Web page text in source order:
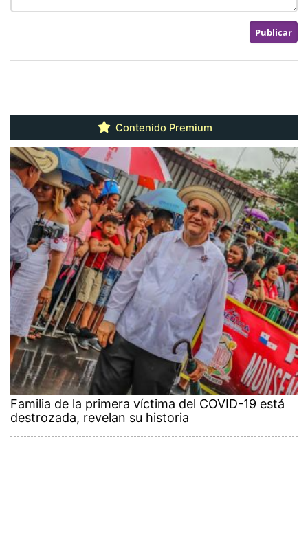
Contenido Premium
Familia de la primera víctima del COVID-19 está
destrozada, revelan su historia